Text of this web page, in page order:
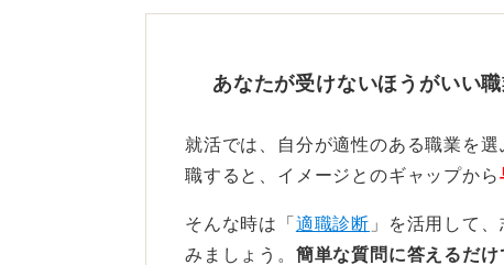
てもらったことへの感謝の気持ちを
また、準備として、質問したいこと
し、相手に質問するつもりで臨むと良
あなたが受けないほうがいい
就活では、自分が適性のある職業を
職すると、イメージとのギャップから
そんな時は「 適職診断 」を活用して
みましょう。 簡単な質問に答えるだけ